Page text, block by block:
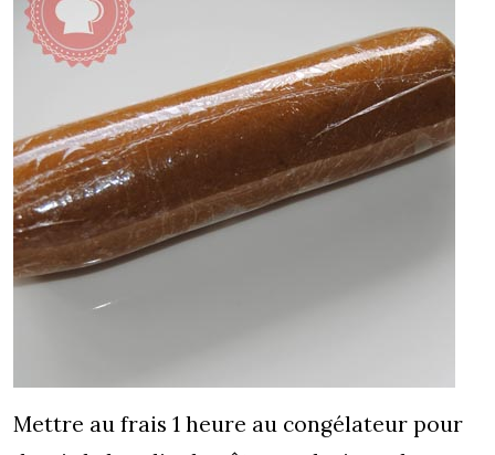
Mettre au frais 1 heure au congélateur pour